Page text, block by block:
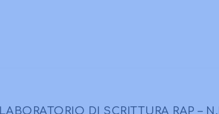
LABORATORIO DI SCRITTURA RAP –